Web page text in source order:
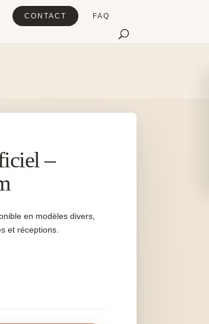
CONTACT FAQ
–
en modèles divers,
et réceptions.